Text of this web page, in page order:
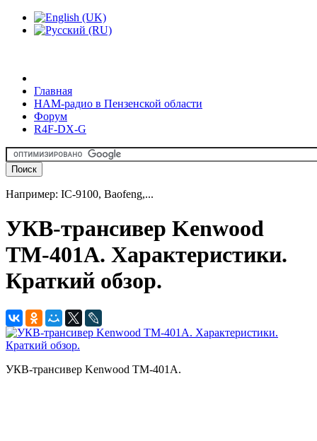
Главная
HAM-радио в Пензенской области
Форум
R4F-DX-G
Например: IC-9100, Baofeng,...
УКВ-трансивер Kenwood
TM-401A. Характеристики.
Краткий обзор.
УКВ-трансивер Kenwood TM-401A.